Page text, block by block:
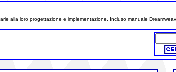
alla loro progettazione e implementazione. Incluso manuale